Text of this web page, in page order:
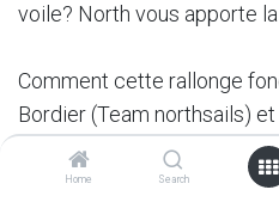
Home Search
voile? North vous apporte
Comment cette rallonge
Bordier (Team northsails)
une démonstration pour